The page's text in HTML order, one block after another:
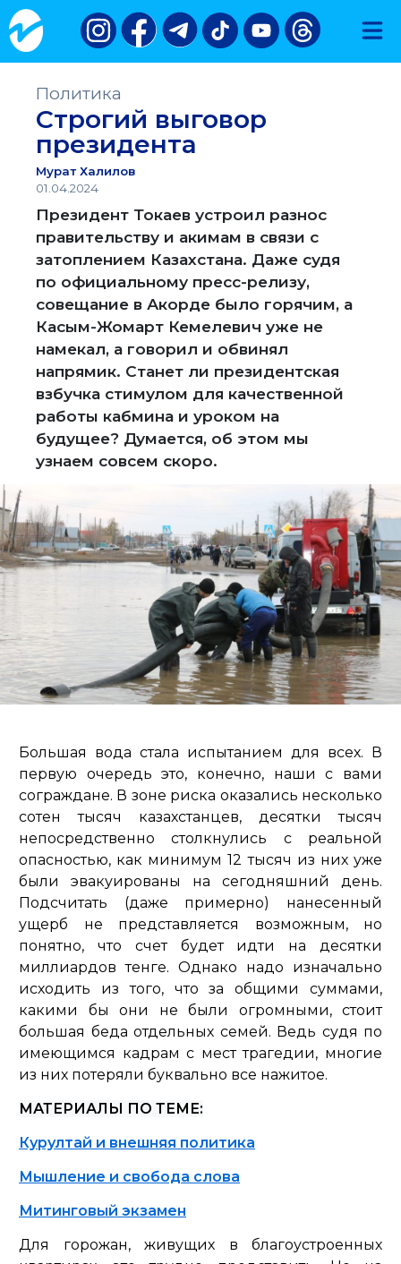
Политика
Строгий выговор
президента
Мурат Халилов
01.04.2024
Президент Токаев устроил разнос
правительству и акимам в связи с
затоплением Казахстана. Даже судя
по официальному пресс-релизу,
совещание в Акорде было горячим, а
Касым-Жомарт Кемелевич уже не
намекал, а говорил и обвинял
напрямик. Станет ли президентская
взбучка стимулом для качественной
работы кабмина и уроком на
будущее? Думается, об этом мы
узнаем совсем скоро.
Большая вода стала испытанием для всех. В
первую очередь это, конечно, наши с вами
сограждане. В зоне риска оказались несколько
сотен тысяч казахстанцев, десятки тысяч
непосредственно столкнулись с реальной
опасностью, как минимум 12 тысяч из них уже
были эвакуированы на сегодняшний день.
Подсчитать (даже примерно) нанесенный
ущерб не представляется возможным, но
понятно, что счет будет идти на десятки
миллиардов тенге. Однако надо изначально
исходить из того, что за общими суммами,
какими бы они не были огромными, стоит
большая беда отдельных семей. Ведь судя по
имеющимся кадрам с мест трагедии, многие
из них потеряли буквально все нажитое.
МАТЕРИАЛЫ ПО ТЕМЕ:
Курултай и внешняя политика
Мышление и свобода слова
Митинговый экзамен
Для горожан, живущих в благоустроенных